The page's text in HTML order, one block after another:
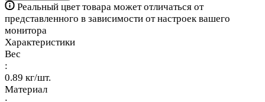
Реальный цвет товара может отличаться от
представленного в зависимости от настроек вашего
монитора
Характеристики
Вес
:
0.89 кг/шт.
Материал